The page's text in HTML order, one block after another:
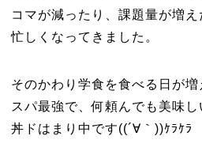
コマが減ったり、課題量が増
忙しくなってきました。
そのかわり学食を食べる日が
スパ最強で、何頼んでも美味
丼ドはまり中です((´∀｀))ｹﾗｹﾗ